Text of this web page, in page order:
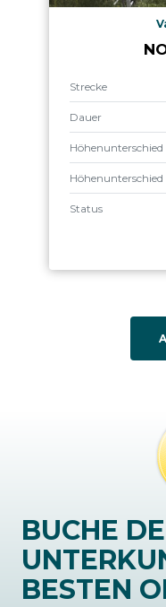
Strecke
Dauer
Höhenunterschied
Höhenunterschied
Status
BUCHE
BESTEN